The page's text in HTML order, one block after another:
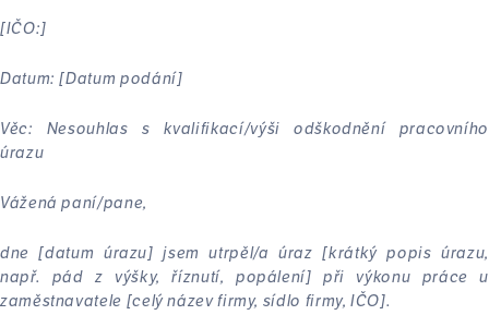
[IČO:]
Datum: [Datum podání]
Věc: Nesouhlas s kvalifikací/výši odškodnění pracovního
úrazu
Vážená paní/pane,
dne [datum úrazu] jsem utrpěl/a úraz [krátký popis úrazu,
např. pád z výšky, říznutí, popálení] při výkonu práce u
zaměstnavatele [celý název firmy, sídlo firmy, IČO].